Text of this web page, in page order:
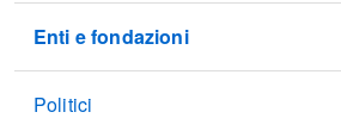
Enti e fondazioni
Politici